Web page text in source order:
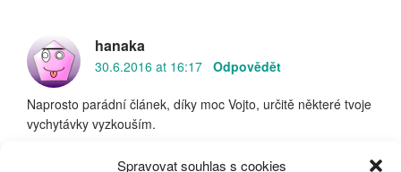
Spravovat souhlas s cookies
hanaka
30.6.2016 at 16:17 Odpovědět
Naprosto parádní článek, díky moc Vojto, určitě některé tvoje
vychytávky vyzkouším.